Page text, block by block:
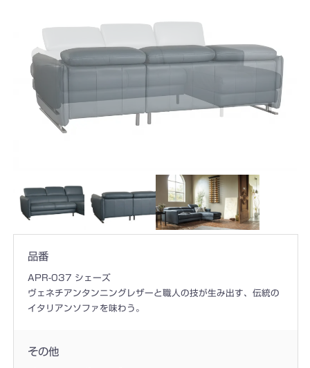
品番
APR-037 シェーズ
ヴェネチアンタンニングレザーと職人の技が生み出す、伝統の
イタリアンソファを味わう。
その他